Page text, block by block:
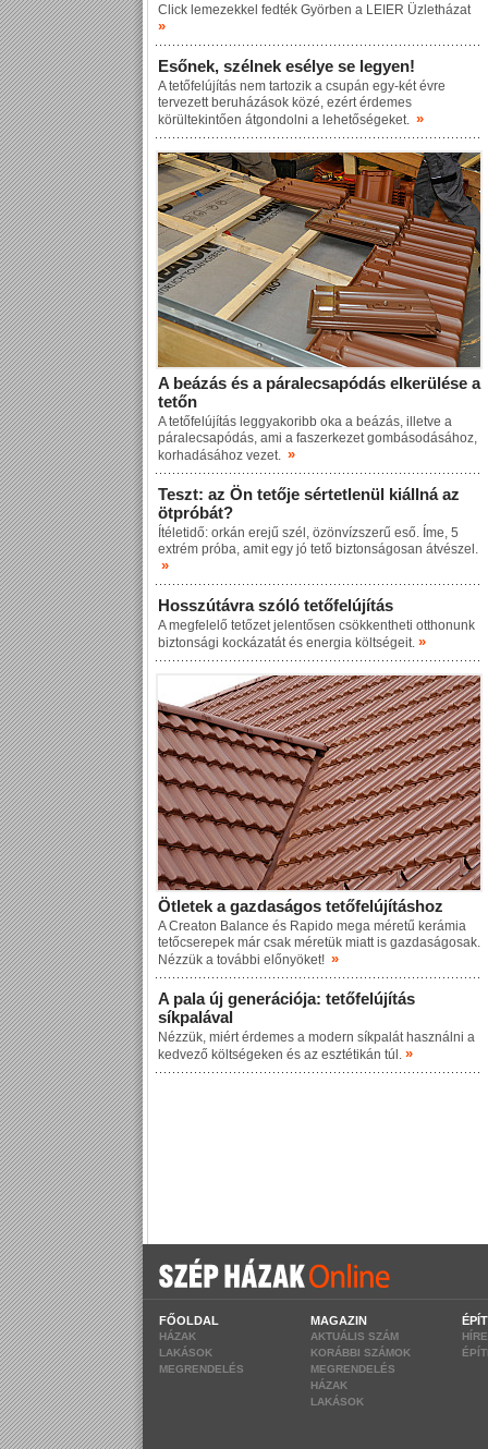
Click lemezekkel fedték Györben a LEIER Üzletházat
»
Esőnek, szélnek esélye se legyen!
A tetőfelújítás nem tartozik a csupán egy-két évre
tervezett beruházások közé, ezért érdemes
körültekintően átgondolni a lehetőségeket. »
A beázás és a páralecsapódás elkerülése a
tetőn
A tetőfelújítás leggyakoribb oka a beázás, illetve a
páralecsapódás, ami a faszerkezet gombásodásához,
korhadásához vezet. »
Teszt: az Ön tetője sértetlenül kiállná az
ötpróbát?
Ítéletidő: orkán erejű szél, özönvízszerű eső. Íme, 5
extrém próba, amit egy jó tető biztonságosan átvészel.
»
Hosszútávra szóló tetőfelújítás
A megfelelő tetőzet jelentősen csökkentheti otthonunk
biztonsági kockázatát és energia költségeit. »
Ötletek a gazdaságos tetőfelújításhoz
A Creaton Balance és Rapido mega méretű kerámia
tetőcserepek már csak méretük miatt is gazdaságosak.
Nézzük a további előnyöket! »
A pala új generációja: tetőfelújítás
síkpalával
Nézzük, miért érdemes a modern síkpalát használni a
kedvező költségeken és az esztétikán túl. »
FŐOLDAL
HÁZAK
LAKÁSOK
MEGRENDELÉS
MAGAZIN
AKTUÁLIS SZÁM
KORÁBBI SZÁMOK
MEGRENDELÉS
HÁZAK
LAKÁSOK